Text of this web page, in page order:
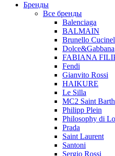
Бренды
Все бренды
Balenciaga
BALMAIN
Brunello
Dolce&Gabbana
FABIANA
Fendi
Gianvito Rossi
HAIKURE
Le Silla
MC2 Saint Barth
Philipp Plein
Philosophy di
Prada
Saint Laurent
Santoni
Sergio Rossi